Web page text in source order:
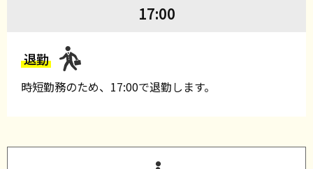
17:00
退勤
時短勤務のため、17:00で退勤します。